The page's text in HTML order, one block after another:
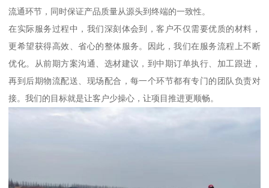
流通环节，同时保证产品质量从源头到终端的一致性。
在实际服务过程中，我们深刻体会到，客户不仅需要优质的材料，
更希望获得高效、省心的整体服务。因此，我们在服务流程上不断
优化。从前期方案沟通、选材建议，到中期订单执行、加工跟进，
再到后期物流配送、现场配合，每一个环节都有专门的团队负责对
接。我们的目标就是让客户少操心，让项目推进更顺畅。